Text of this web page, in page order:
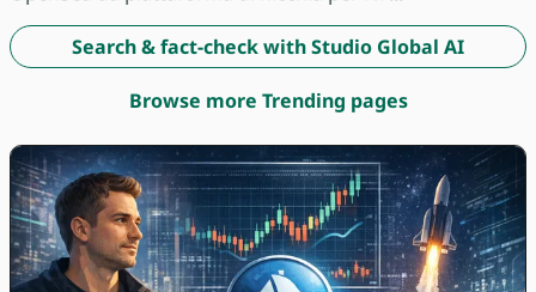
Search & fact-check with Studio Global AI
Browse more Trending pages